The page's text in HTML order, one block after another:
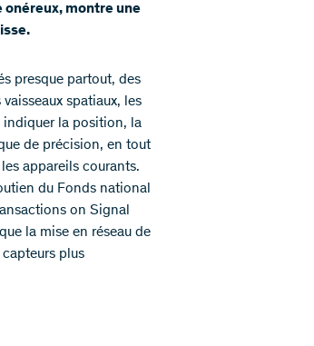
montre une
presque partout, des
spatiaux, les
indiquer la position, la
de précision, en tout
appareils courants.
du Fonds national
on Signal
la mise en réseau de
plus